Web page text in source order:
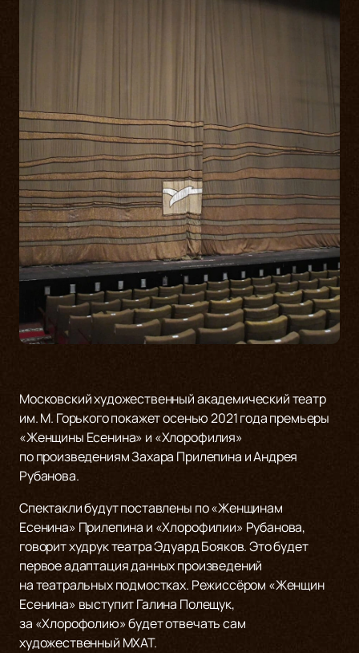
Московский художественный академический театр
им. М. Горького покажет осенью 2021 года премьеры
«Женщины Есенина» и «Хлорофилия»
по произведениям Захара Прилепина и Андрея
Рубанова.
Спектакли будут поставлены по «Женщинам
Есенина» Прилепина и «Хлорофилии» Рубанова,
говорит худрук театра Эдуард Бояков. Это будет
первое адаптация данных произведений
на театральных подмостках. Режиссёром «Женщин
Есенина» выступит Галина Полещук,
за «Хлорофолию» будет отвечать сам
художественный МХАТ.